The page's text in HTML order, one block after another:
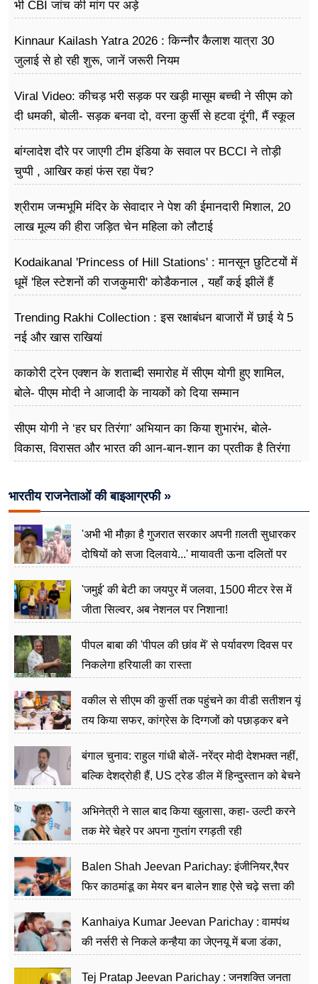
भी CBI जांच की मांग पर अड़े
Kinnaur Kailash Yatra 2026 : किन्नौर कैलाश यात्रा 30
जुलाई से हो रही शुरू, जानें जरूरी नियम
Viral Video: कीचड़ भरी सड़क पर खड़ी मासूम बच्ची ने सीएम को
दी धमकी, बोली- सड़क बनवा दो, वरना कुर्सी से हटवा दूंगी, मैं स्कूल
बांग्लादेश दौरे पर जाएगी टीम इंडिया के सवाल पर BCCI ने तोड़ी
चुप्पी , आखिर कहां फंस रहा पेंच?
श्रीराम जन्मभूमि मंदिर के सेवादार ने पेश की ईमानदारी मिशाल, 20
लाख मूल्य की हीरा जड़ित चेन महिला को लौटाई
Kodaikanal 'Princess of Hill Stations' : मानसून छुटिटयों में
धूमें 'हिल स्टेशनों की राजकुमारी' कोडैकनाल , यहाँ कई झीलें हैं
Trending Rakhi Collection : इस रक्षाबंधन बाजारों में छाई ये 5
नई और खास राखियां
काकोरी ट्रेन एक्शन के शताब्दी समारोह में सीएम योगी हुए शामिल,
बोले- पीएम मोदी ने आजादी के नायकों को दिया सम्मान
सीएम योगी ने ‘हर घर तिरंगा’ अभियान का किया शुभारंभ, बोले-
विकास, विरासत और भारत की आन-बान-शान का प्रतीक है तिरंगा
भारतीय राजनेताओं की बाइआग्रफी »
'अभी भी मौक़ा है गुजरात सरकार अपनी ग़लती सुधारकर
दोषियों को सजा दिलवाये...' मायावती ऊना दलितों पर
'जमुई' की बेटी का जयपुर में जलवा, 1500 मीटर रेस में
जीता सिल्वर, अब नेशनल पर निशाना!
पीपल बाबा की 'पीपल की छांव में' से पर्यावरण दिवस पर
निकलेगा हरियाली का रास्ता
वकील से सीएम की कुर्सी तक पहुंचने का वीडी सतीशन यूं
तय किया सफर, कांग्रेस के दिग्गजों को पछाड़कर बने
बंगाल चुनाव: राहुल गांधी बोलें- नरेंद्र मोदी देशभक्त नहीं,
बल्कि देशद्रोही हैं, US ट्रेड डील में हिन्दुस्तान को बेचने
अभिनेत्री ने साल बाद किया खुलासा, कहा- उल्टी करने
तक मेरे चेहरे पर अपना गुप्तांग रगड़ती रही
Balen Shah Jeevan Parichay: इंजीनियर,रैपर
फिर काठमांडू का मेयर बन बालेन शाह ऐसे चढ़े सत्ता की
Kanhaiya Kumar Jeevan Parichay : वामपंथ
की नर्सरी से निकले कन्हैया का जेएनयू में बजा डंका,
Tej Pratap Jeevan Parichay : जनशक्ति जनता